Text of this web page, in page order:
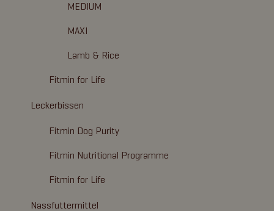
MEDIUM
MAXI
Lamb & Rice
Fitmin for Life
Leckerbissen
Fitmin Dog Purity
Fitmin Nutritional Programme
Fitmin for Life
Nassfuttermittel